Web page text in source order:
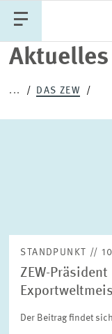
Aktuelles
... DAS ZEW
Text
STANDPUNKT //
ZEW-
Der Beitrag findet